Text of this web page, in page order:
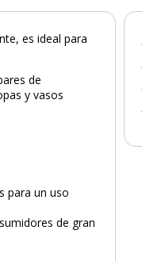
es ideal para
de
y vasos
para un uso
de gran